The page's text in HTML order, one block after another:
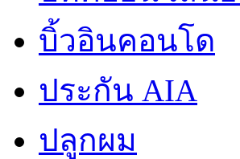
บิ้วอินคอนโด
ประกัน AIA
ปลูกผม